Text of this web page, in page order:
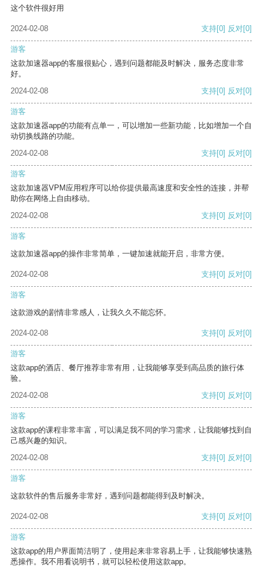
这个软件很好用
2024-02-08 支持[0] 反对[0]
游客
这款加速器app的客服很贴心，遇到问题都能及时解决，服务态度非常
好。
2024-02-08
支持[0] 反对[0]
游客
这款加速器app的功能有点单一，可以增加一些新功能，比如增加一个自
动切换线路的功能。
2024-02-08
支持[0] 反对[0]
游客
这款加速器VPM应用程序可以给你提供最高速度和安全性的连接，并帮
助你在网络上自由移动。
2024-02-08
支持[0] 反对[0]
游客
这款加速器app的操作非常简单，一键加速就能开启，非常方便。
2024-02-08 支持[0] 反对[0]
游客
这款游戏的剧情非常感人，让我久久不能忘怀。
2024-02-08 支持[0] 反对[0]
游客
这款app的酒店、餐厅推荐非常有用，让我能够享受到高品质的旅行体
验。
2024-02-08
支持[0] 反对[0]
游客
这款app的课程非常丰富，可以满足我不同的学习需求，让我能够找到自
己感兴趣的知识。
2024-02-08
支持[0] 反对[0]
游客
这款软件的售后服务非常好，遇到问题都能得到及时解决。
2024-02-08 支持[0] 反对[0]
游客
这款app的用户界面简洁明了，使用起来非常容易上手，让我能够快速熟
悉操作。我不用看说明书，就可以轻松使用这款app。